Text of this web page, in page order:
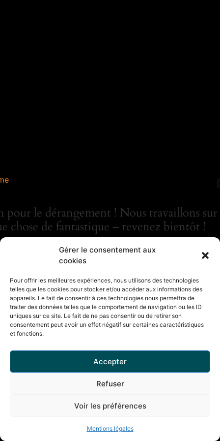
Gérer le consentement aux
cookies
Pour offrir les meilleures expériences, nous utilisons des technologies
telles que les cookies pour stocker et/ou accéder aux informations des
appareils. Le fait de consentir à ces technologies nous permettra de
traiter des données telles que le comportement de navigation ou les ID
uniques sur ce site. Le fait de ne pas consentir ou de retirer son
consentement peut avoir un effet négatif sur certaines caractéristiques
et fonctions.
Accepter
Refuser
Voir les préférences
Mentions légales
pour le dérangement ! Nous travaillons sur
chose de fantastique – revenez bientôt !